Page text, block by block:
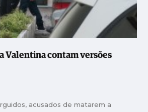
Valentina contam versões
acusados de matarem a